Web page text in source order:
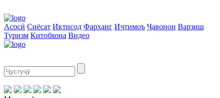
Асосӣ Сиёсат Иқтисод Фарҳанг Иҷтимоъ Ҷавонон Варзиш
Туризм Китобхона Видео